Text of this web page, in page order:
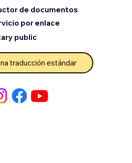
de documentos
por enlace
public
traducción estándar